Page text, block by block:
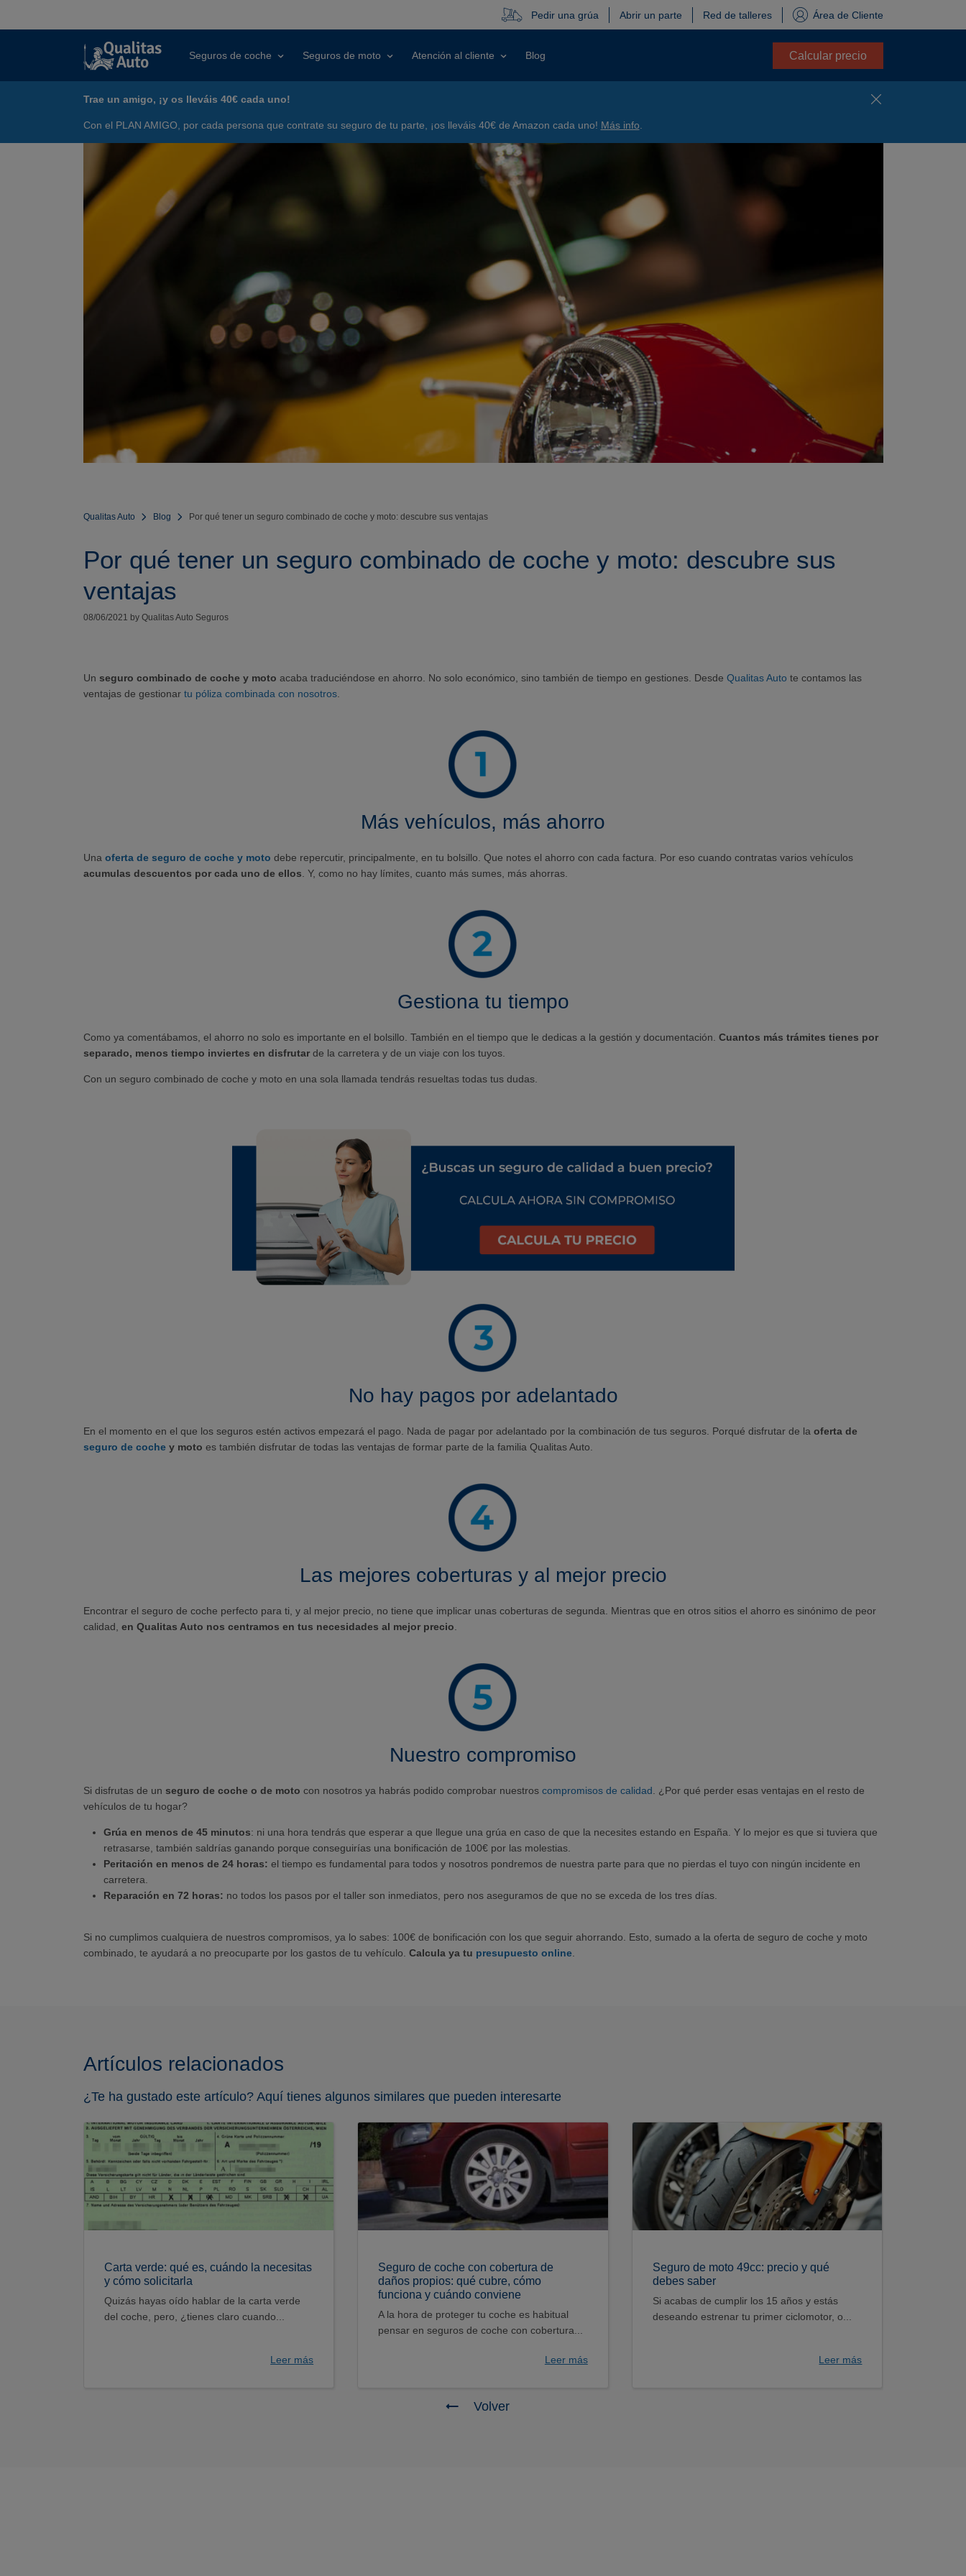
Pedir una grúa Abrir un parte Red de talleres Área de Cliente
Seguros de coche Seguros de moto Atención al cliente Blog Calcular precio
Trae un amigo, ¡y os lleváis 40€ cada uno!
Con el PLAN AMIGO, por cada persona que contrate su seguro de tu parte, ¡os lleváis 40€ de Amazon cada uno! Más info
Qualitas Auto Blog Por qué tener un seguro combinado de coche y moto: descubre sus ventajas
Por qué tener un seguro combinado de coche y moto: descubre sus
ventajas
08/06/2021 by Qualitas Auto Seguros
Un seguro combinado de coche y moto acaba traduciéndose en ahorro. No solo económico, sino también de tiempo en gestiones. Desde Qualitas Auto te contamos las
ventajas de gestionar tu póliza combinada con nosotros.
Más vehículos, más ahorro
Una oferta de seguro de coche y moto debe repercutir, principalmente, en tu bolsillo. Que notes el ahorro con cada factura. Por eso cuando contratas varios vehículos
acumulas descuentos por cada uno de ellos . Y, como no hay límites, cuanto más sumes, más ahorras.
Gestiona tu tiempo
Como ya comentábamos, el ahorro no solo es importante en el bolsillo. También en el tiempo que le dedicas a la gestión y documentación. Cuantos más trámites tienes por
separado, menos tiempo inviertes en disfrutarde la carretera y de un viaje con los tuyos.
Con un seguro combinado de coche y moto en una sola llamada tendrás resueltas todas tus dudas.
No hay pagos por adelantado
En el momento en el que los seguros estén activos empezará el pago. Nada de pagar por adelantado por la combinación de tus seguros. Porqué disfrutar de la oferta de
seguro de cochey moto es también disfrutar de todas las ventajas de formar parte de la familia Qualitas Auto.
Las mejores coberturas y al mejor precio
Encontrar el seguro de coche perfecto para ti, y al mejor precio, no tiene que implicar unas coberturas de segunda. Mientras que en otros sitios el ahorro es sinónimo de peor
calidad, en Qualitas Auto nos centramos en tus necesidades al mejor precio
Nuestro compromiso
Si disfrutas de un seguro de coche o de moto con nosotros ya habrás podido comprobar nuestros compromisos de calidad . ¿Por qué perder esas ventajas en el resto de
vehículos de tu hogar?
Grúa en menos de 45 minutos: ni una hora tendrás que esperar a que llegue una grúa en caso de que la necesites estando en España. Y lo mejor es que si tuviera que
retrasarse, también saldrías ganando porque conseguirías una bonificación de 100€ por las molestias.
Peritación en menos de 24 horas: el tiempo es fundamental para todos y nosotros pondremos de nuestra parte para que no pierdas el tuyo con ningún incidente en
carretera.
Reparación en 72 horas: no todos los pasos por el taller son inmediatos, pero nos aseguramos de que no se exceda de los tres días.
Si no cumplimos cualquiera de nuestros compromisos, ya lo sabes: 100€ de bonificación con los que seguir ahorrando. Esto, sumado a la oferta de seguro de coche y moto
combinado, te ayudará a no preocuparte por los gastos de tu vehículo. Calcula ya tu presupuesto online.
Artículos relacionados
¿Te ha gustado este artículo? Aquí tienes algunos similares que pueden interesarte
Carta verde: qué es, cuándo la necesitas
y cómo solicitarla
Quizás hayas oído hablar de la carta verde
del coche, pero, ¿tienes claro cuando...
Leer más
Seguro de coche con cobertura de
daños propios: qué cubre, cómo
funciona y cuándo conviene
A la hora de proteger tu coche es habitual
pensar en seguros de coche con cobertura...
Leer más
Seguro de moto 49cc: precio y qué
debes saber
Si acabas de cumplir los 15 años y estás
deseando estrenar tu primer ciclomotor, o...
Leer más
Volver